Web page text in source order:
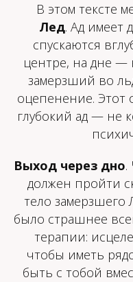
В этом тексте
Лед. Ад имеет
спускаются
центре, на дне —
замерзший во
оцепенение. Этот
глубокий ад — не
Выход через дно.
должен пройти
тело замерзшего
было страшнее
терапии:
чтобы иметь
быть с тобой